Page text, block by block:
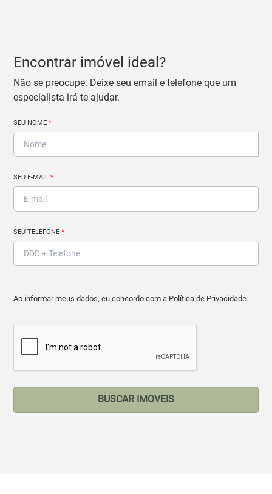
Encontrar imóvel ideal?
Não se preocupe. Deixe seu email e telefone que um
especialista irá te ajudar.
SEU NOME*
SEU E-MAIL*
SEU TELEFONE*
Ao informar meus dados, eu concordo com a Política de Privacidade.
BUSCAR IMOVEIS